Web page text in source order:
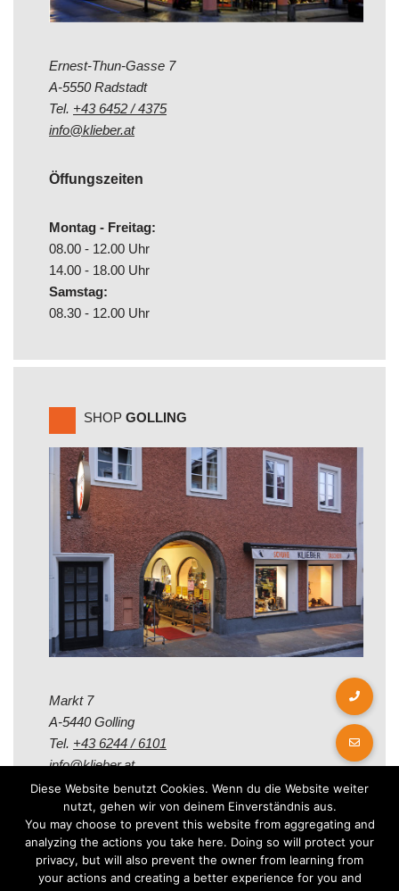
Ernest-Thun-Gasse 7
A-5550 Radstadt
Tel. +43 6452 / 4375
info@klieber.at
Öffungszeiten
Montag - Freitag:
08.00 - 12.00 Uhr
14.00 - 18.00 Uhr
Samstag:
08.30 - 12.00 Uhr
SHOP GOLLING
Markt 7
A-5440 Golling
Tel. +43 6244 / 6101
info@klieber.at
Öffungszeiten
Montag - Freitag:
08.00 - 12.00 Uhr
Diese Website benutzt Cookies. Wenn du die Website weiter
nutzt, gehen wir von deinem Einverständnis aus.
You may choose to prevent this website from aggregating and
analyzing the actions you take here. Doing so will protect your
privacy, but will also prevent the owner from learning from
your actions and creating a better experience for you and